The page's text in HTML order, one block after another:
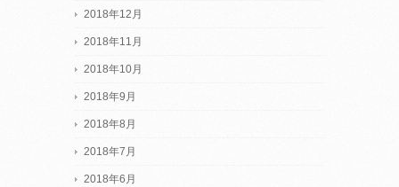
2018年12月
2018年11月
2018年10月
2018年9月
2018年8月
2018年7月
2018年6月